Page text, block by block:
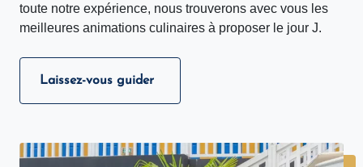
toute notre expérience, nous trouverons avec vous les
meilleures animations culinaires à proposer le jour J.
Laissez-vous guider